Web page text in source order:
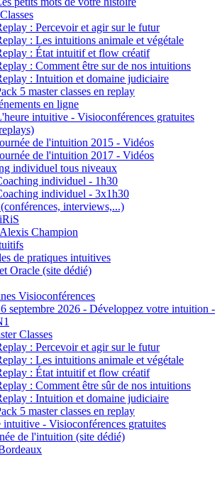
: Percevoir et agir sur le futur
: Les intuitions animale et végétale
: État intuitif et flow créatif
: Comment être sur de nos intuitions
: Intuition et domaine judiciaire
5 master classes en replay
en ligne
intuitive - Visioconférences gratuites
de l'intuition 2015 - Vidéos
de l'intuition 2017 - Vidéos
individuel tous niveaux
individuel - 1h30
individuel - 3x1h30
interviews,...)
Champion
de pratiques intuitives
Oracle (site dédié)
Visioconférences
septembre 2026 - Développez votre intuition -
Classes
: Percevoir et agir sur le futur
: Les intuitions animale et végétale
: État intuitif et flow créatif
: Comment être sûr de nos intuitions
: Intuition et domaine judiciaire
5 master classes en replay
intuitive - Visioconférences gratuites
de l'intuition (site dédié)